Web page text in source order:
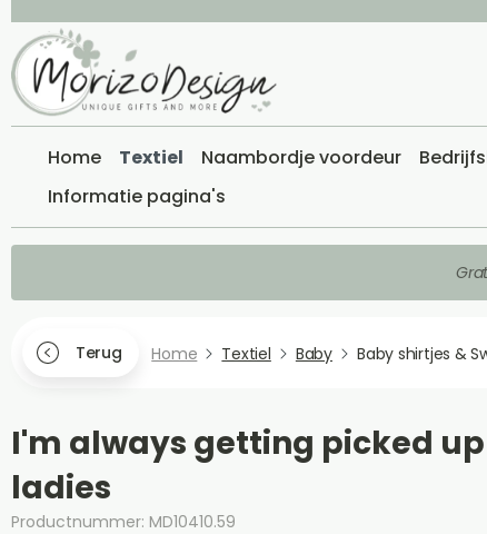
Home Textiel Naambordje voordeur
Informatie pagina's
Terug Home Textiel Baby Baby shirtjes &
I'm always getting picked
ladies
Productnummer: MD10410.59